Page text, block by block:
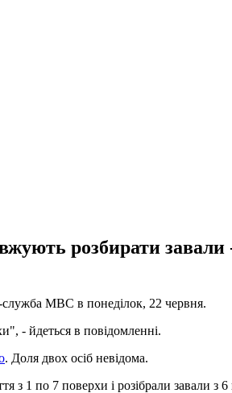
розбирати
служба МВС в понеділок, 22 червня.
- йдеться в повідомленні.
. Доля двох осіб невідома.
з 1 по 7 поверхи і розібрали завали